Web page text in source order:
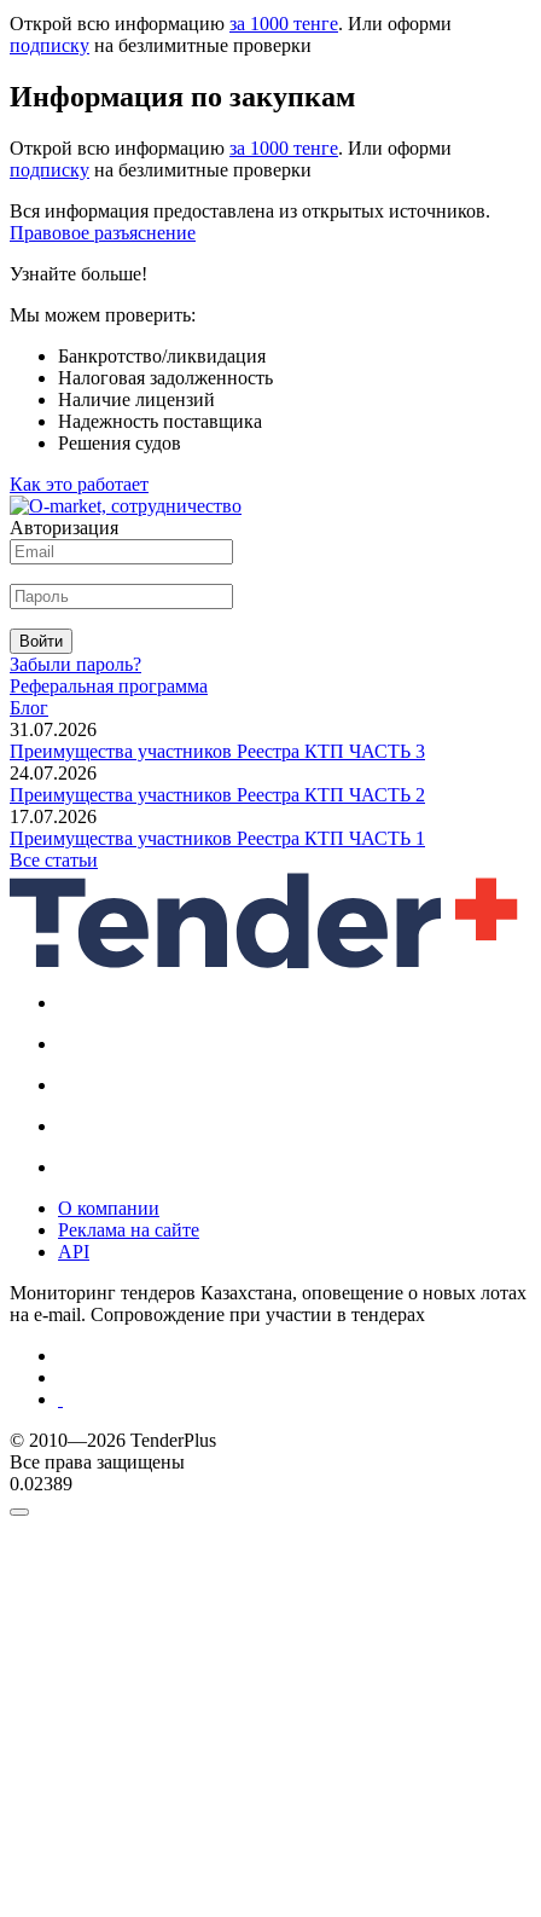
Открой всю информацию за 1000 тенге. Или оформи
подписку на безлимитные проверки
Информация по закупкам
Открой всю информацию за 1000 тенге. Или оформи
подписку на безлимитные проверки
Вся информация предоставлена из открытых источников.
Правовое разъяснение
Узнайте больше!
Мы можем проверить:
Банкротство/ликвидация
Налоговая задолженность
Наличие лицензий
Надежность поставщика
Решения судов
Как это работает
Авторизация
Войти
Забыли пароль?
Реферальная программа
Блог
31.07.2026
Преимущества участников Реестра КТП ЧАСТЬ 3
24.07.2026
Преимущества участников Реестра КТП ЧАСТЬ 2
17.07.2026
Преимущества участников Реестра КТП ЧАСТЬ 1
Все статьи
О компании
Реклама на сайте
API
Мониторинг тендеров Казахстана, оповещение о новых лотах
на e-mail. Сопровождение при участии в тендерах
© 2010—2026 TenderPlus
Все права защищены
0.02389